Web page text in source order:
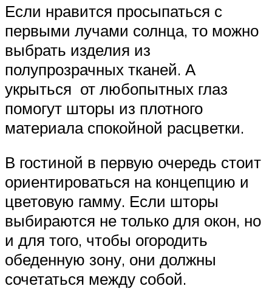
Если нравится просыпаться с
первыми лучами солнца, то можно
выбрать изделия из
полупрозрачных тканей. А
укрыться от любопытных глаз
помогут шторы из плотного
материала спокойной расцветки.
В гостиной в первую очередь стоит
ориентироваться на концепцию и
цветовую гамму. Если шторы
выбираются не только для окон, но
и для того, чтобы огородить
обеденную зону, они должны
сочетаться между собой.